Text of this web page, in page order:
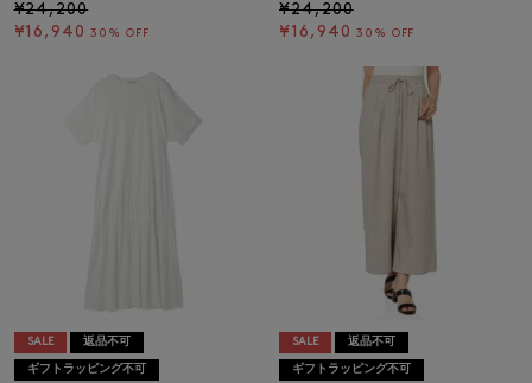
¥24,200
¥16,940 30% OFF
¥24,200
¥16,940 30% OFF
SALE 返品不可
ギフトラッピング不可
SALE 返品不可
ギフトラッピング不可